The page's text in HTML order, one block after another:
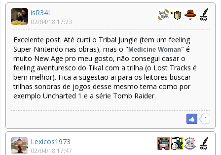
isR34L
02/04/18 17:23
Excelente post. Até curti o Tribal Jungle (tem um feeling
Super Nintendo nas obras), mas o " Medicine Woman" é
muito New Age pro meu gosto, não consegui casar o
feeling aventuresco do Tikal com a trilha (o Lost Tracks é
bem melhor). Fica a sugestão ai para os leitores buscar
trilhas sonoras de jogos desse mesmo tema como por
exemplo Uncharted 1 e a série Tomb Raider.
1
Lexicos1973
02/04/18 17:47